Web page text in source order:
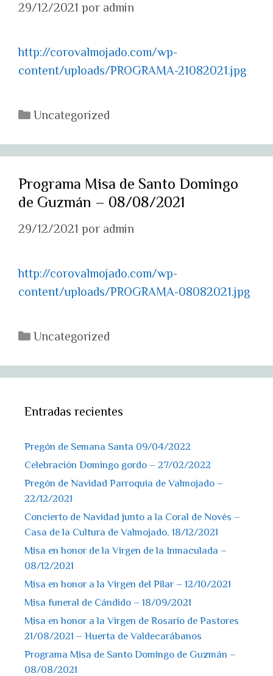
29/12/2021 por admin
http://corovalmojado.com/wp-
content/uploads/PROGRAMA-21082021.jpg
Categorías
Uncategorized
Programa Misa de Santo Domingo
de Guzmán – 08/08/2021
29/12/2021 por admin
http://corovalmojado.com/wp-
content/uploads/PROGRAMA-08082021.jpg
Categorías
Uncategorized
Entradas recientes
Pregón de Semana Santa 09/04/2022
Celebración Domingo gordo – 27/02/2022
Pregón de Navidad Parroquia de Valmojado –
22/12/2021
Concierto de Navidad junto a la Coral de Novés –
Casa de la Cultura de Valmojado, 18/12/2021
Misa en honor de la Virgen de la Inmaculada –
08/12/2021
Misa en honor a la Virgen del Pilar – 12/10/2021
Misa funeral de Cándido – 18/09/2021
Misa en honor a la Virgen de Rosario de Pastores
21/08/2021 – Huerta de Valdecarábanos
Programa Misa de Santo Domingo de Guzmán –
08/08/2021